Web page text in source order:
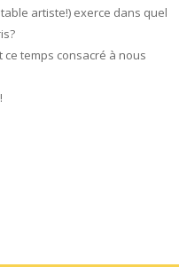
artiste!) exerce dans quel
temps consacré à nous